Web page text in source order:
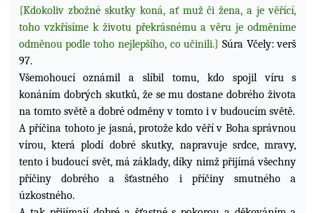
{Kdokoliv zbožné skutky koná, ať muž či žena, a je věřící,
toho vzkřísíme k životu překrásnému a věru je odměníme
odměnou podle toho nejlepšího, co učinili.} Súra Včely: verš
97.
Všemohoucí oznámil a slíbil tomu, kdo spojil víru s
konáním dobrých skutků, že se mu dostane dobrého života
na tomto světě a dobré odměny v tomto i v budoucím světě.
A příčina tohoto je jasná, protože kdo věří v Boha správnou
vírou, která plodí dobré skutky, napravuje srdce, mravy,
tento i budoucí svět, má základy, díky nimž přijímá všechny
příčiny dobrého a šťastného i příčiny smutného a
úzkostného.